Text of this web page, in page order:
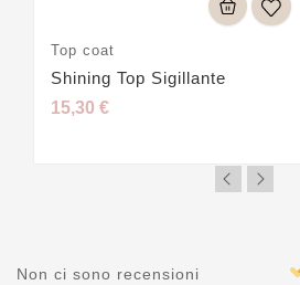
Top coat
Shining Top Sigillante
15,30 €
Non ci sono recensioni